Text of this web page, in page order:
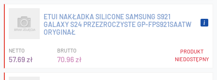
ETUI NAKŁADKA SILICONE SAMSUNG S921
GALAXY S24 PRZEZROCZYSTE GP-FPS921SAATW
ORYGINAŁ
NETTO
57.69 zł
BRUTTO
70.96 zł
PRODUKT
NIEDOSTĘPNY